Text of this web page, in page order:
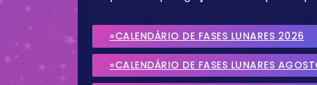
»CALENDÁRIO DE FASES LUNARES 2026
»CALENDÁRIO DE FASES LUNARES